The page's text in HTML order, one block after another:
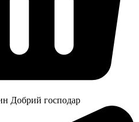
Добрий господар